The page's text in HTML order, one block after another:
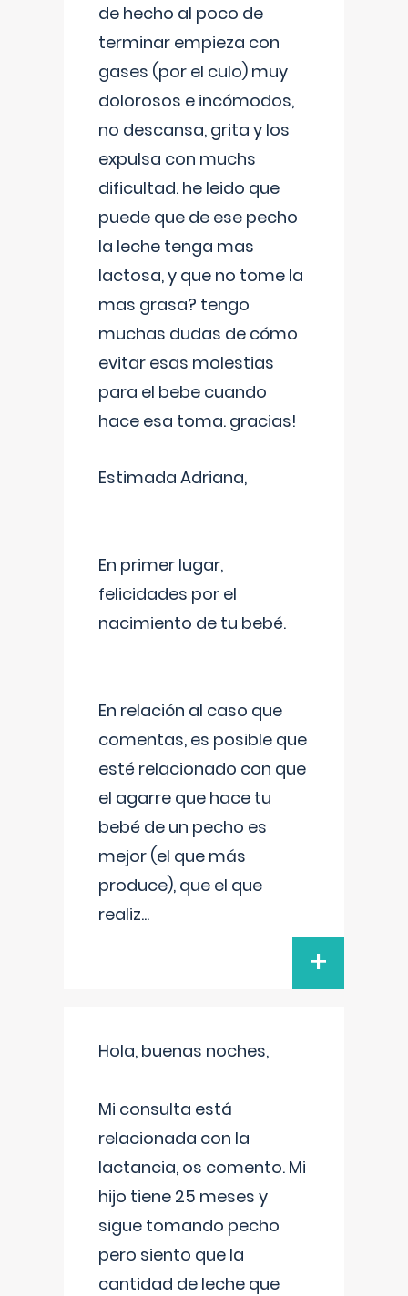
de hecho al poco de
terminar empieza con
gases (por el culo) muy
dolorosos e incómodos,
no descansa, grita y los
expulsa con muchs
dificultad. he leido que
puede que de ese pecho
la leche tenga mas
lactosa, y que no tome la
mas grasa? tengo
muchas dudas de cómo
evitar esas molestias
para el bebe cuando
hace esa toma. gracias!
Estimada Adriana,
En primer lugar,
felicidades por el
nacimiento de tu bebé.
En relación al caso que
comentas, es posible que
esté relacionado con que
el agarre que hace tu
bebé de un pecho es
mejor (el que más
produce), que el que
realiz...
+
Hola, buenas noches,
Mi consulta está
relacionada con la
lactancia, os comento. Mi
hijo tiene 25 meses y
sigue tomando pecho
pero siento que la
cantidad de leche que